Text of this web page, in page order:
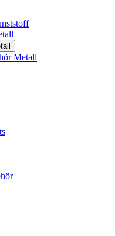
Metall